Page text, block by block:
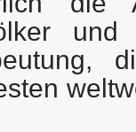
und